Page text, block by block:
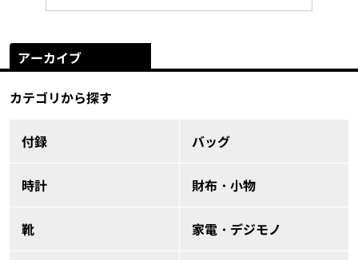
アーカイブ
カテゴリから探す
付録 バッグ
時計 財布・小物
靴 家電・デジモノ